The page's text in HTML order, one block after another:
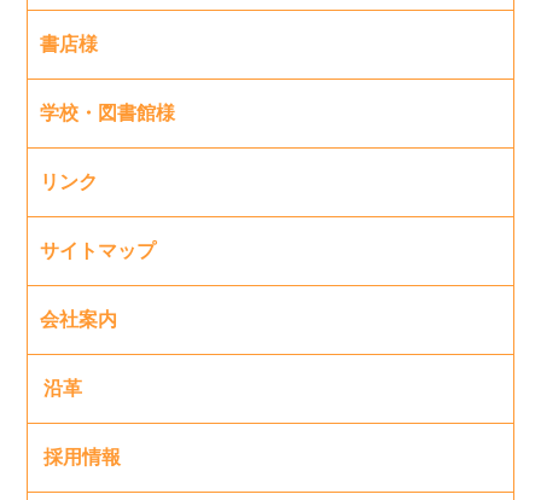
書店様
学校・図書館様
リンク
サイトマップ
会社案内
沿革
採用情報